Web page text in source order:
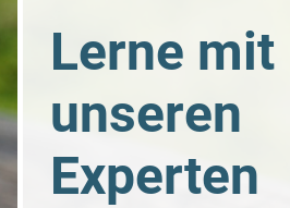
Lerne mit
unseren
Experten